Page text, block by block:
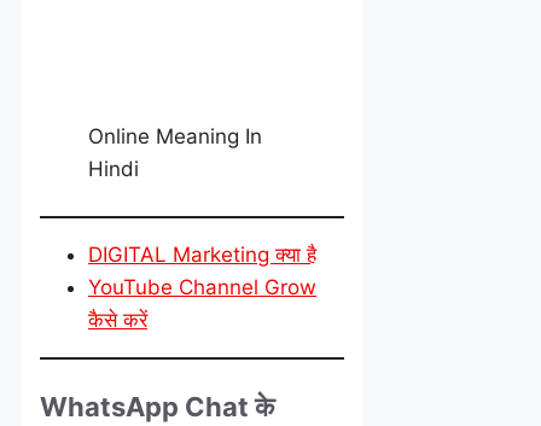
Online Meaning In
Hindi
DIGITAL Marketing क्या है
YouTube Channel Grow
कैसे करें
WhatsApp Chat के